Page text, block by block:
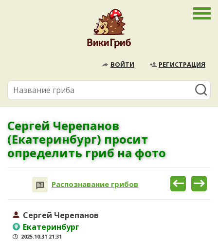
ВОЙТИ РЕГИСТРАЦИЯ
Сергей Черепанов
(Екатеринбург) просит
определить гриб на фото
Распознавание грибов
Сергей Черепанов
Екатеринбург
2025.10.31 21:31